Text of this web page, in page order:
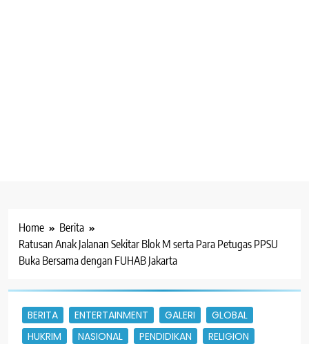
Home
Berita
Ratusan Anak Jalanan Sekitar Blok M serta Para Petugas PPSU
Buka Bersama dengan FUHAB Jakarta
BERITA ENTERTAINMENT GALERI
GLOBAL
HUKRIM
NASIONAL PENDIDIKAN RELIGION